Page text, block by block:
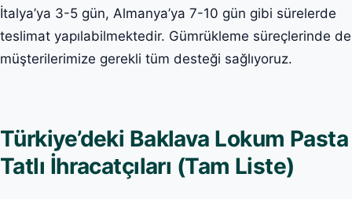
İtalya’ya 3-5 gün, Almanya’ya 7-10 gün gibi sürelerde
teslimat yapılabilmektedir. Gümrükleme süreçlerinde de
müşterilerimize gerekli tüm desteği sağlıyoruz.
Türkiye’deki Baklava Lokum Pasta
Tatlı İhracatçıları (Tam Liste)